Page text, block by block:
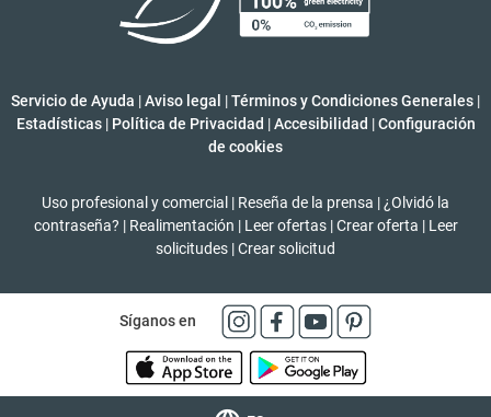
Servicio de Ayuda |Aviso legal |Términos y Condiciones Generales |
Estadísticas | Política de Privacidad | Accesibilidad | Configuración
de cookies
Uso profesional y comercial | Reseña de la prensa | ¿Olvidó la
contraseña? | Realimentación | Leer ofertas | Crear oferta | Leer
solicitudes |Crear solicitud
Síganos en